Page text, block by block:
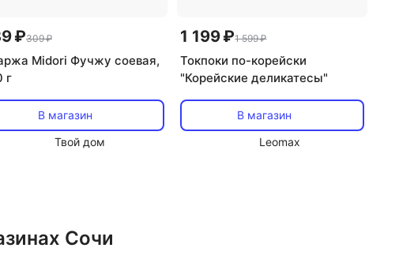
₽309 ₽
Midori Фучжу соевая,
г
В магазин
Твой дом
1 199 ₽1 599 ₽
Токпоки по-корейски
"Корейские деликатесы"
В магазин
Leomax
Сочи